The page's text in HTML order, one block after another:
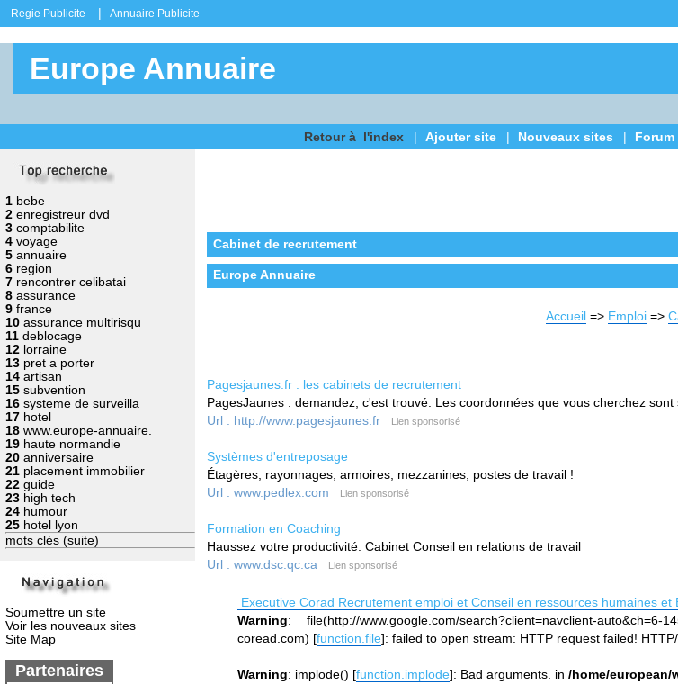
Regie Publicite Annuaire Publicite
Europe Annuaire
Retour à l'index Ajouter site Nouveaux sites
1 bebe
2 enregistreur dvd
3 comptabilite
4 voyage
5 annuaire
6 region
7 rencontrer celibatai
8 assurance
9 france
10 assurance multirisqu
11 deblocage
12 lorraine
13 pret a porter
14 artisan
15 subvention
16 systeme de surveilla
17 hotel
18 www.europe-annuaire.
19 haute normandie
20 anniversaire
21 placement immobilier
22 guide
23 high tech
24 humour
25 hotel lyon
mots clés (suite)
Soumettre un site
Voir les nouveaux sites
Site Map
Partenaires
Cabinet de recrutement
Europe Annuaire
Accueil=> Emploi=>
Pagesjaunes.fr : les cabinets de recrutement
PagesJaunes : demandez, c'est trouvé. Les coordonnées que vous cherchez
Url : http://www.pagesjaunes.fr
Lien sponsorisé
Systèmes d'entreposage
Étagères, rayonnages, armoires, mezzanines, postes de travail !
Url : www.pedlex.com
Lien sponsorisé
Formation en Coaching
Haussez votre productivité: Cabinet Conseil en relations de travail
Url : www.dsc.qc.ca
Lien sponsorisé
Executive Corad Recrutement emploi et Conseil en ressources humaines et
Warning: file(http://www.google.com/search?client=navclient-auto&ch=6-
coread.com) [function.file]: failed to open stream: HTTP request failed!
Warning: implode() [function.implode]: Bad arguments. in /home/european/